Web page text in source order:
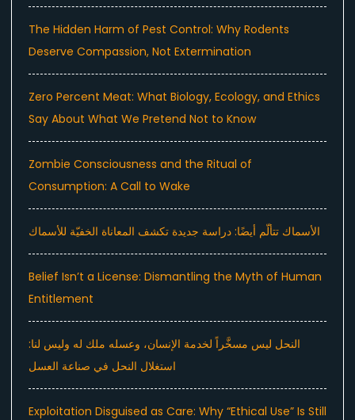
The Hidden Harm of Pest Control: Why Rodents
Deserve Compassion, Not Extermination
Zero Percent Meat: What Biology, Ecology, and Ethics
Say About What We Pretend Not to Know
Zombie Consciousness and the Ritual of
Consumption: A Call to Wake
الأسماك تتألّم أيضًا: دراسة جديدة تكشف المعاناة الخفيّة للأسماك
Belief Isn’t a License: Dismantling the Myth of Human
Entitlement
النحل ليس مسخَّراً لخدمة الإنسان، وعسله ملك له وليس لنا:
استغلال النحل في صناعة العسل
Exploitation Disguised as Care: Why “Ethical Use” Is Still